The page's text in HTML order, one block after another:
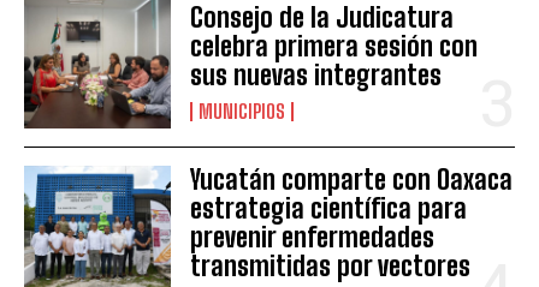
Consejo de la Judicatura
celebra primera sesión con
sus nuevas integrantes
MUNICIPIOS
Yucatán comparte con Oaxaca
estrategia científica para
prevenir enfermedades
transmitidas por vectores